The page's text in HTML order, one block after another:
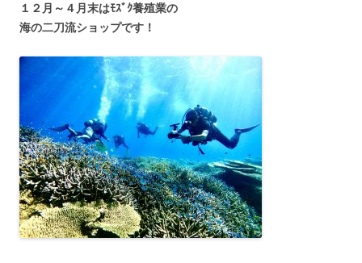
１２月～４月末はﾓｽﾞｸ養殖業の
海の二刀流ショップです！